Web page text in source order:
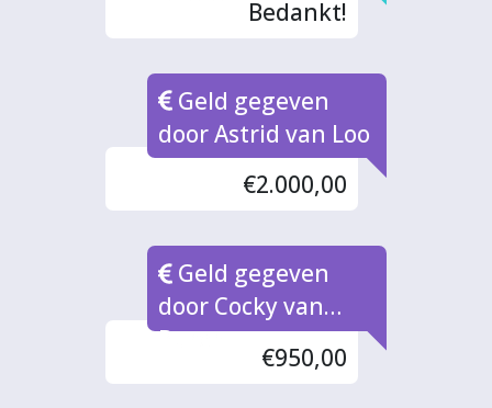
Bedankt!
Geld gegeven
door Astrid van Loo
€2.000,00
Geld gegeven
door Cocky van
Buren
€950,00